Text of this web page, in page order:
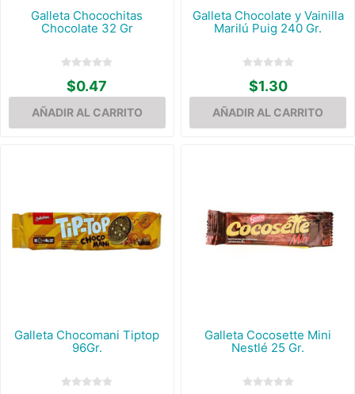
Galleta Chocochitas
Chocolate 32 Gr
$0.47
Galleta Chocolate y Vainilla
Marilú Puig 240 Gr.
$1.30
Galleta Chocomani Tiptop
96Gr.
Galleta Cocosette Mini
Nestlé 25 Gr.